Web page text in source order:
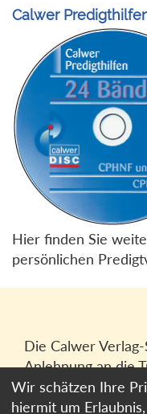
Calwer
Hier finden Sie
persönlichen
Die Calwer
Anlehnung an die
gegründeten
heutigen Calwer
Wir schätzen Ihre
hiermit um